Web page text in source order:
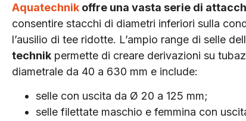
Aquatechnik offre una vasta serie di
consentire stacchi di diametri inferiori sulla
l’ausilio di tee ridotte. L’ampio range di selle
technik permette di creare derivazioni su
diametrale da 40 a 630 mm e include:
selle con uscita da Ø 20 a 125 mm;
selle filettate maschio e femmina con uscita